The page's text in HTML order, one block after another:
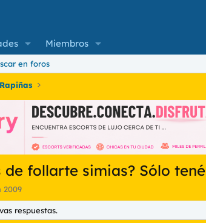
Miembros
en foros
de follarte simias? Sólo
2009
respuestas.